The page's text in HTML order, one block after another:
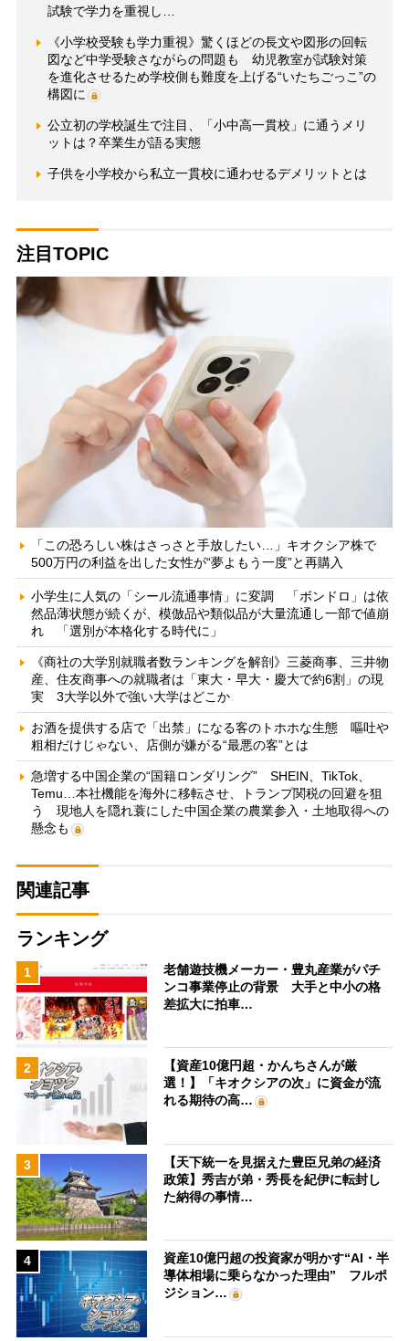
試験で学力を重視し…
《小学校受験も学力重視》驚くほどの長文や図形の回転
図など中学受験さながらの問題も 幼児教室が試験対策
を進化させるため学校側も難度を上げる“いたちごっこ”の
構図に
公立初の学校誕生で注目、「小中高一貫校」に通うメリ
ットは？卒業生が語る実態
子供を小学校から私立一貫校に通わせるデメリットとは
注目TOPIC
「この恐ろしい株はさっさと手放したい…」キオクシア株で
500万円の利益を出した女性が“夢よもう一度”と再購入
小学生に人気の「シール流通事情」に変調 「ボンドロ」は依
然品薄状態が続くが、模倣品や類似品が大量流通し一部で値崩
れ 「選別が本格化する時代に」
《商社の大学別就職者数ランキングを解剖》三菱商事、三井物
産、住友商事への就職者は「東大・早大・慶大で約6割」の現
実 3大学以外で強い大学はどこか
お酒を提供する店で「出禁」になる客のトホホな生態 嘔吐や
粗相だけじゃない、店側が嫌がる“最悪の客”とは
急増する中国企業の“国籍ロンダリング” SHEIN、TikTok、
Temu…本社機能を海外に移転させ、トランプ関税の回避を狙
う 現地人を隠れ蓑にした中国企業の農業参入・土地取得への
懸念も
関連記事
ランキング
1
老舗遊技機メーカー・豊丸産業がパチ
ンコ事業停止の背景 大手と中小の格
差拡大に拍車…
2
【資産10億円超・かんちさんが厳
選！】「キオクシアの次」に資金が流
れる期待の高…
3
【天下統一を見据えた豊臣兄弟の経済
政策】秀吉が弟・秀長を紀伊に転封し
た納得の事情…
4
資産10億円超の投資家が明かす“AI・半
導体相場に乗らなかった理由” フルポ
ジション…